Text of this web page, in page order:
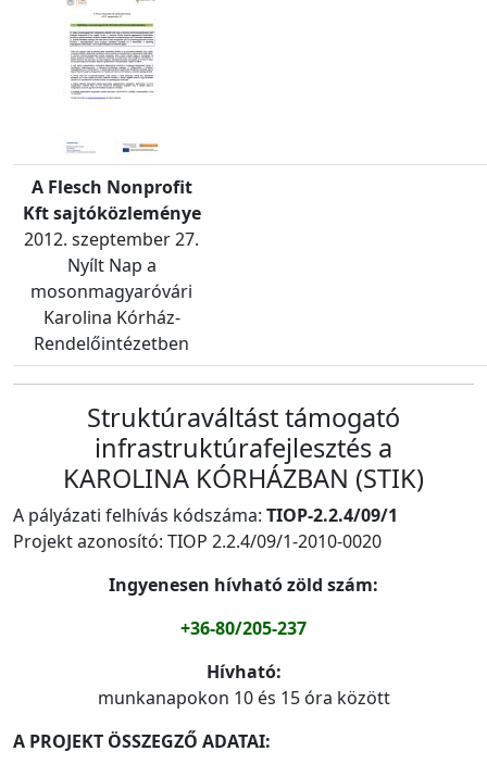
A Flesch Nonprofit
Kft sajtóközleménye
2012. szeptember 27.
Nyílt Nap a
mosonmagyaróvári
Karolina Kórház-
Rendelőintézetben
Struktúraváltást támogató
infrastruktúrafejlesztés a
KAROLINA KÓRHÁZBAN (STIK)
A pályázati felhívás kódszáma: TIOP-2.2.4/09/1
Projekt azonosító: TIOP 2.2.4/09/1-2010-0020
Ingyenesen hívható zöld szám:
+36-80/205-237
Hívható:
munkanapokon 10 és 15 óra között
A PROJEKT ÖSSZEGZŐ ADATAI: